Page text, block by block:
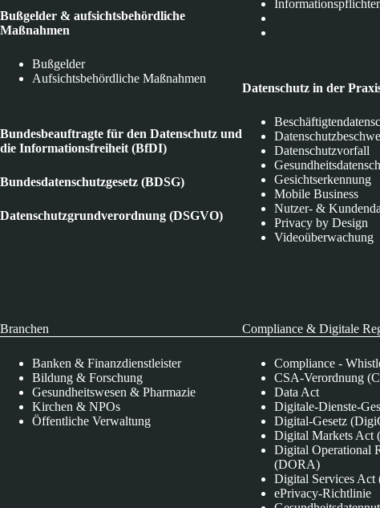
Bußgelder & aufsichtsbehördliche
Maßnahmen
Bußgelder
Aufsichtsbehördliche Maßnahmen
Bundesbeauftragte für den Datenschutz und
die Informationsfreiheit (BfDI)
Bundesdatenschutzgesetz (BDSG)
Datenschutzgrundverordnung (DSGVO)
Datenschutz in der
Datenschutzvorfall
Gesichtserkennung
Mobile Business
Nutzer- &
Privacy by Design
Videoüberwachung
Branchen
Banken & Finanzdienstleister
Bildung & Forschung
Gesundheitswesen & Pharmazie
Kirchen & NPOs
Öffentliche Verwaltung
Compliance & Digitale
Compliance -
CSA-Verordnung
Data Act
Digitale-Dienste-
Digital-Gesetz
Digital Markets Act
Digital Operational
(DORA)
Digital Services Act
ePrivacy-Richtlinie